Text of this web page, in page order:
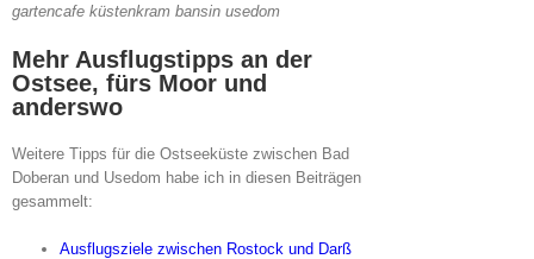
gartencafe küstenkram bansin usedom
Mehr Ausflugstipps an der
Ostsee, fürs Moor und
anderswo
Weitere Tipps für die Ostseeküste zwischen Bad
Doberan und Usedom habe ich in diesen Beiträgen
gesammelt:
Ausflugsziele zwischen Rostock und Darß